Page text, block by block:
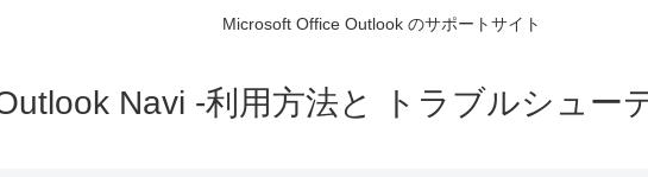
Microsoft Office Outlook のサポートサイト
Navi -利用方法と トラブルシュー